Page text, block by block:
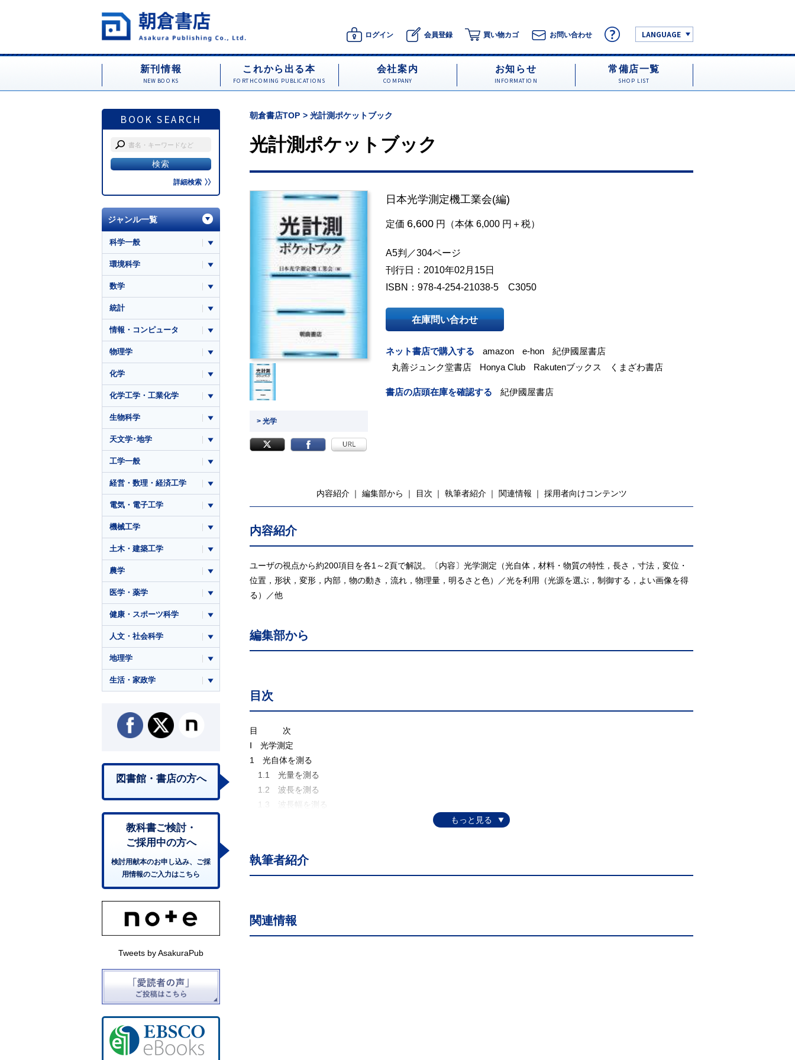
ログイン 会員登録 買い物カゴ お問い合わせ LANGUAGE
新刊情報
NEW BOOKS
これから出る本
FORTHCOMING PUBLICATIONS
会社案内
COMPANY
お知らせ
INFORMATION
常備店一覧
SHOP LIST
BOOK SEARCH
詳細検索
朝倉書店TOP 光計測ポケットブック
光計測ポケットブック
> 光学
日本光学測定機工業会(編)
定価 6,600 円（本体 6,000 円＋税）
A5判／304ページ
刊行日：2010年02月15日
ISBN：978-4-254-21038-5 C3050
在庫問い合わせ
ネット書店で購入する amazon e-hon
紀伊國屋書店
丸善ジュンク堂書店
Honya Club Rakutenブックス くまざわ書店
書店の店頭在庫を確認する 紀伊國屋書店
内容紹介 編集部から 目次 執筆者紹介 関連情報 採用者向けコンテンツ
内容紹介
ユーザの視点から約200項目を各1～2頁で解説。〔内容〕光学測定（光自体，材料・物質の特性，長さ，寸法，変位・
位置，形状，変形，内部，物の動き，流れ，物理量，明るさと色）／光を利用（光源を選ぶ，制御する，よい画像を得
る）／他
編集部から
目次
目 次
Ⅰ 光学測定
1 光自体を測る
1.1 光量を測る
1.2 波長を測る
1.3 波長幅を測る
1.7 可視光以外をセンシングする
1.8 発光体や表示素子を評価する
2.1 反射率を測る
2.2 屈折率を測る
執筆者紹介
関連情報
ジャンル一覧
科学一般
環境科学
数学
統計
情報・コンピュータ
物理学
化学
化学工学・工業化学
生物科学
天文学･地学
工学一般
経営・数理・経済工学
電気・電子工学
機械工学
土木・建築工学
農学
医学・薬学
健康・スポーツ科学
人文・社会科学
地理学
生活・家政学
図書館・書店の方へ
教科書ご検討・
ご採用中の方へ
検討用献本のお申し込み、ご採
用情報のご入力はこちら
Tweets by AsakuraPub